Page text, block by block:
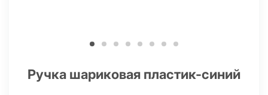
Ручка шариковая пластик-синий